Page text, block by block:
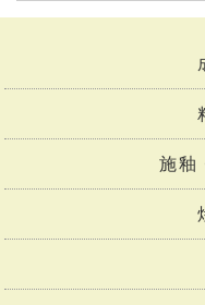
施釉